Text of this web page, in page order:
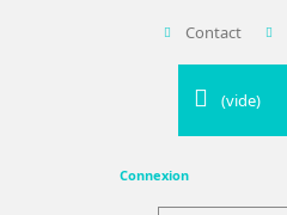
Contact
(vide)
Connexion